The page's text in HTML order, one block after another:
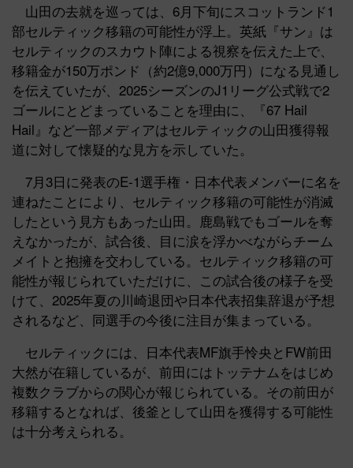
山田の去就を巡っては、6月下旬にスコットランド1
部セルティック移籍の可能性が浮上。英紙『サン』は
セルティックのスカウト陣による視察を伝えた上で、
移籍金が150万ポンド（約2億9,000万円）になる見通し
を伝えていたが、2025シーズンのJ1リーグ公式戦で2
ゴールにとどまっていることを理由に、『67 Hail
Hail』など一部メディアはセルティックの山田獲得報
道に対して懐疑的な見方を示していた。
7月3日に発表のE-1選手権・日本代表メンバーに名を
連ねたことにより、セルティック移籍の可能性が消滅
したという見方もあった山田。鹿島戦でもゴールを奪
えなかったが、試合後、目に涙を浮かべながらチーム
メイトと抱擁を交わしている。セルティック移籍の可
能性が報じられていただけに、この試合後の様子を受
けて、2025年夏の川崎退団や日本代表招集辞退が予想
されるなど、同選手の今後に注目が集まっている。
セルティックには、日本代表MF旗手怜央とFW前田
大然が在籍しているが、前田にはトッテナムをはじめ
複数クラブからの関心が報じられている。その前田が
移籍するとなれば、後釜として山田を獲得する可能性
は十分考えられる。